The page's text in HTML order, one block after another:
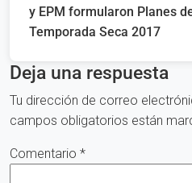
y EPM formularon Planes
Temporada Seca 2017
Deja una respuesta
Tu dirección de correo
campos obligatorios están
Comentario *